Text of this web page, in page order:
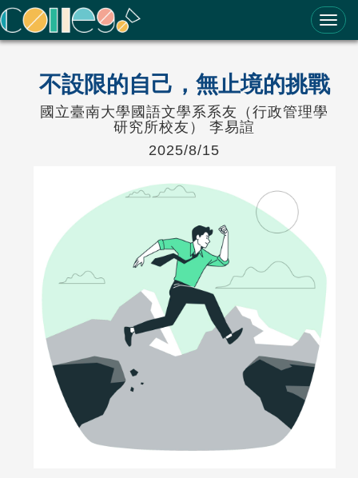
ColleGo! 大學選才與高中育才輔助系統
不設限的自己，無止境的挑戰
國立臺南大學國語文學系系友（行政管理學
研究所校友） 李易諠
2025/8/15